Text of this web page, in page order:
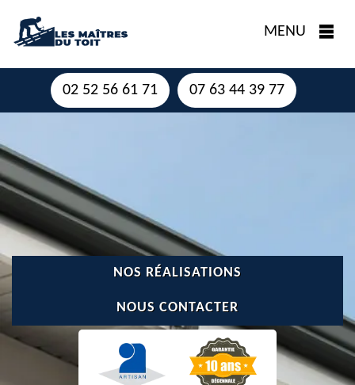
MENU
02 52 56 61 71 07 63 44 39 77
NOS RÉALISATIONS
NOUS CONTACTER